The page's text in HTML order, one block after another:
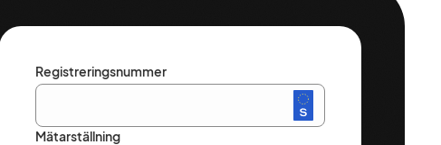
Registreringsnummer
Mätarställning